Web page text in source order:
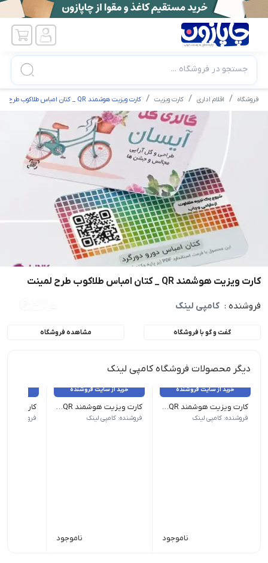
جستجو در فروشگاه ...
فروشگاه اقلام اداری کارت ویزیت
کارت ویزیت هوشمند QR _ کتان امباس طلاکوب طرح لمینت
فروشنده : کامپی لینک
گفت و گو با فروشگاه مشاهده فروشگاه
دیگر محصولات فروشگاه کامپی لینک
خرید از سایت فروشنده
کارت ویزیت هوشمند QR سلفون مات مخمل برجسته جنس: گلاسه 300 گرم کُره‌ای
فروشنده: کامپی لینک
ناموجود
خرید از سایت فروشنده
کارت ویزیت هوشمند QR _ پی‌وی‌سی 500 میکرون شیشه‌ای جنس: 500 میکرون PVC
فروشنده: کامپی لینک
ناموجود
جنس: 500 میکرون PVC
فروشنده: